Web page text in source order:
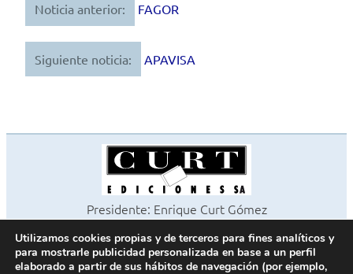
Navegación
de
entradas
Noticia anterior: FAGOR
Siguiente noticia: APAVISA
Presidente: Enrique Curt Gómez
©2026 Revista Cocinas y Baños
Todos los derechos reservados
Utilizamos cookies propias y de terceros para fines analíticos y
para mostrarle publicidad personalizada en base a un perfil
elaborado a partir de sus hábitos de navegación (por ejemplo,